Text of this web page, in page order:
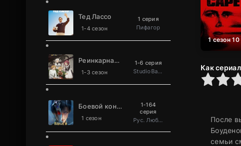
Тед Лассо
1-4 сезон
1 серия
Пифагор
Реинкарнация безработного
1-3 сезон
1-6 серия
StudioBand
Боевой континент 2: Непревзойдённый клан Та
1 сезон
1-164
серия
Рус. Люб. многоголосый
1 сезон
Как
0 1 5 6
После
семьи